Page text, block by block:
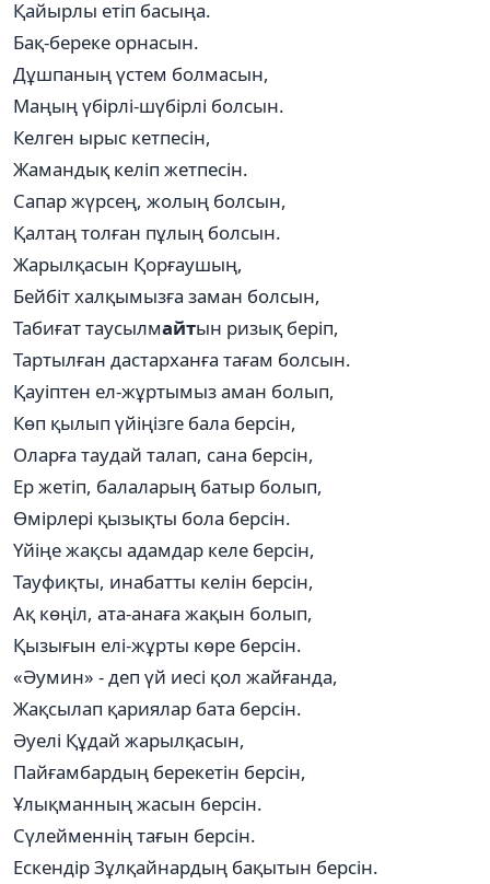
Қайырлы етіп басыңа.
Бақ-береке орнасын.
Дұшпаның үстем болмасын,
Маңың үбірлі-шүбірлі болсын.
Келген ырыс кетпесін,
Жамандық келіп жетпесін.
Сапар жүрсең, жолың болсын,
Қалтаң толған пұлың болсын.
Жарылқасын Қорғаушың,
Бейбіт халқымызға заман болсын,
Табиғат таусылмайтын ризық беріп,
Тартылған дастарханға тағам болсын.
Қауіптен ел-жұртымыз аман болып,
Көп қылып үйіңізге бала берсін,
Оларға таудай талап, сана берсін,
Ер жетіп, балаларың батыр болып,
Өмірлері қызықты бола берсін.
Үйіңе жақсы адамдар келе берсін,
Тауфиқты, инабатты келін берсін,
Ақ көңіл, ата-анаға жақын болып,
Қызығын елі-жұрты көре берсін.
«Әумин» - деп үй иесі қол жайғанда,
Жақсылап қариялар бата берсін.
Әуелі Құдай жарылқасын,
Пайғамбардың берекетін берсін,
Ұлықманның жасын берсін.
Сүлейменнің тағын берсін.
Ескендір Зұлқайнардың бақытын берсін.